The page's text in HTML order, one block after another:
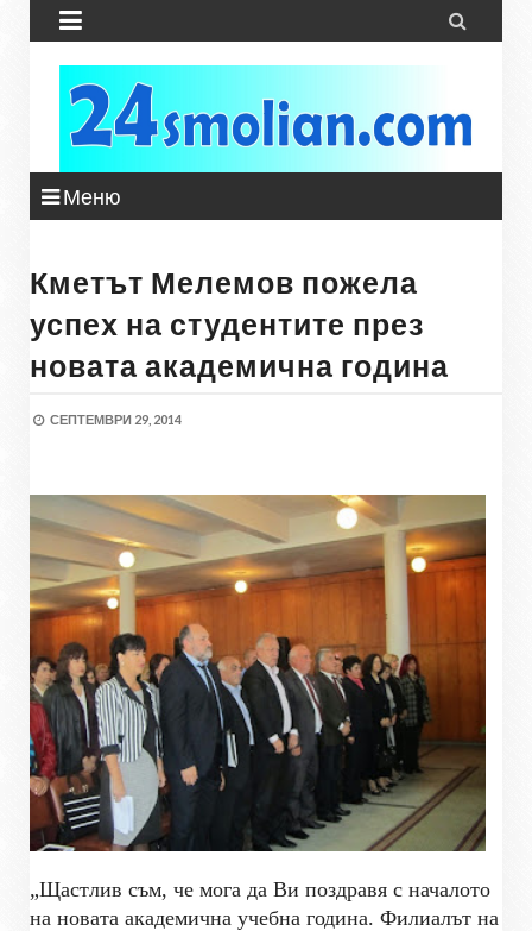
 
Меню
Кметът Мелемов пожела
успех на студентите през
новата академична година
СЕПТЕМВРИ 29, 2014
„Щастлив съм, че мога да Ви поздравя с началото
на новата академична учебна година. Филиалът на